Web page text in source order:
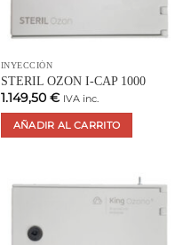
INYECCIÓN
STERIL OZON I-CAP 1000
1.149,50 € IVA inc.
AÑADIR AL CARRITO